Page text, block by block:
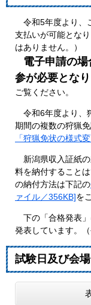
令和5年度より、
支払いが可能とな
はありません。）
電子申請の
参が必要となり
ご覧ください。
令和6年度より、
期間の複数の狩猟
「狩猟免状の様式
新潟県収入証紙の
料を納付すること
の納付方法は下記の
ァイル／356KB]を
下の「合格発表」
発表しています。
試験日及び会